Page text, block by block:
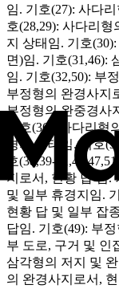
임. 기호(27): 사다
호(28,29): 사다리
지 상태임. 기호
면)임. 기호(31,46):
임. 기호(32,50): 부
부정형의 완경사지
부정형의 완중경사
기호(36): 사다리
경지 상태임. 기호
호(38,39-
지로서, 현황 답 임.
및 일부 휴경지임.
현황 답 및 일부 잡
답임. 기호(49): 부
부 도로, 구거 및 인
삼각형의 저지 및
의 완경사지로서,